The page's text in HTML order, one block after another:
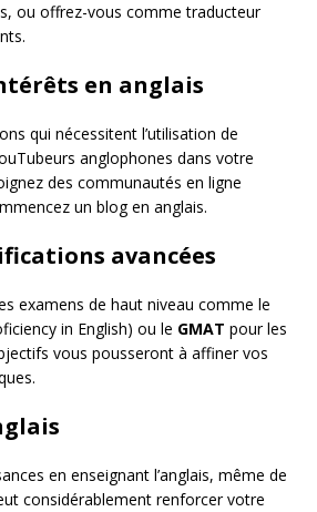
ou offrez-vous comme traducteur
en anglais
qui nécessitent l’utilisation de
anglophones dans votre
des communautés en ligne
un blog en anglais.
avancées
examens de haut niveau comme le
in English) ou le GMAT pour les
vous pousseront à affiner vos
en enseignant l’anglais, même de
considérablement renforcer votre